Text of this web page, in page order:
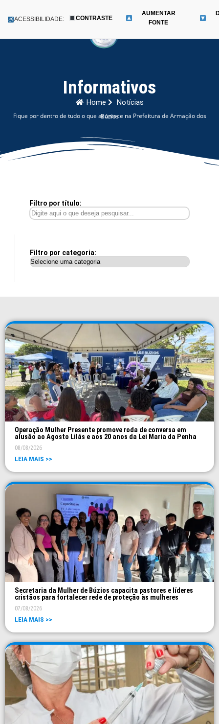
para
Menu
ACESSIBILIDADE: CONTRASTE
AUMENTAR
FONTE
Informativos
Home Notícias
Fique por dentro de tudo o que acontece na Prefeitura de Armação dos Búzios
Filtro por título:
Filtro por categoria:
Operação Mulher Presente promove roda de conversa em
alusão ao Agosto Lilás e aos 20 anos da Lei Maria da Penha
08/08/2026
LEIA MAIS >>
Secretaria da Mulher de Búzios capacita pastores e líderes
cristãos para fortalecer rede de proteção às mulheres
07/08/2026
LEIA MAIS >>